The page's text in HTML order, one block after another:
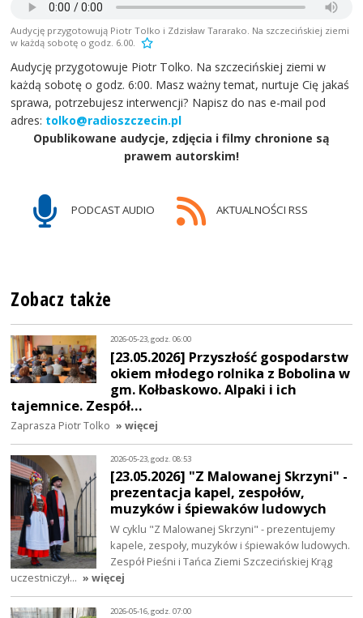
Audycję przygotowują Piotr Tolko i Zdzisław Tararako. Na szczecińskiej ziemi
w każdą sobotę o godz. 6.00.
Audycję przygotowuje Piotr Tolko. Na szczecińskiej ziemi w
każdą sobotę o godz. 6:00. Masz ważny temat, nurtuje Cię jakaś
sprawa, potrzebujesz interwencji? Napisz do nas e-mail pod
adres: tolko@radioszczecin.pl
Opublikowane audycje, zdjęcia i filmy chronione są
prawem autorskim!
PODCAST AUDIO AKTUALNOŚCI RSS
Zobacz także
2026-05-23, godz. 06:00
[23.05.2026] Przyszłość gospodarstw
okiem młodego rolnika z Bobolina w
gm. Kołbaskowo. Alpaki i ich
tajemnice. Zespół…
Zaprasza Piotr Tolko » więcej
2026-05-23, godz. 08:53
[23.05.2026] "Z Malowanej Skrzyni" -
prezentacja kapel, zespołów,
muzyków i śpiewaków ludowych
W cyklu "Z Malowanej Skrzyni" - prezentujemy
kapele, zespoły, muzyków i śpiewaków ludowych.
Zespół Pieśni i Tańca Ziemi Szczecińskiej Krąg
uczestniczył… » więcej
2026-05-16, godz. 07:00